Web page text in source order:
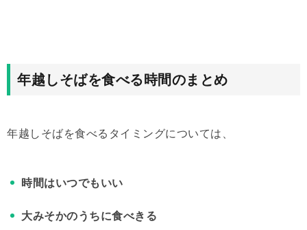
年越しそばを食べる時間のまとめ
年越しそばを食べるタイミングについては、
時間はいつでもいい
大みそかのうちに食べきる